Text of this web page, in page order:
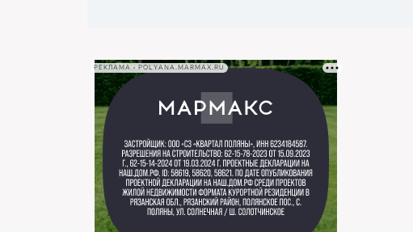
РЕКЛАМА • POLYANA.MARMAX.RU